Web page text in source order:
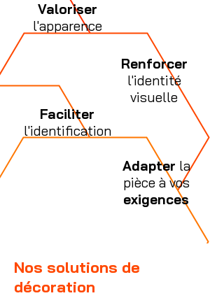
Valoriser
l'apparence
Renforcer
l'identité
visuelle
Faciliter
l'identification
Adapter la
pièce à vos
exigences
Nos solutions de
décoration